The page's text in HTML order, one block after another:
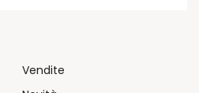
Vendite